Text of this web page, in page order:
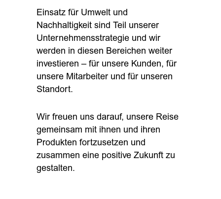
Einsatz für Umwelt und
Nachhaltigkeit sind Teil unserer
Unternehmensstrategie und wir
werden in diesen Bereichen weiter
investieren – für unsere Kunden, für
unsere Mitarbeiter und für unseren
Standort.
Wir freuen uns darauf, unsere Reise
gemeinsam mit ihnen und ihren
Produkten fortzusetzen und
zusammen eine positive Zukunft zu
gestalten.